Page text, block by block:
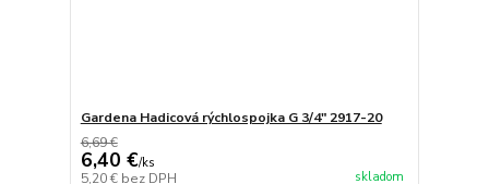
Gardena Hadicová rýchlospojka G 3/4" 2917-20
6,69 €
6,40 €/ks
5,20 € bez DPH skladom